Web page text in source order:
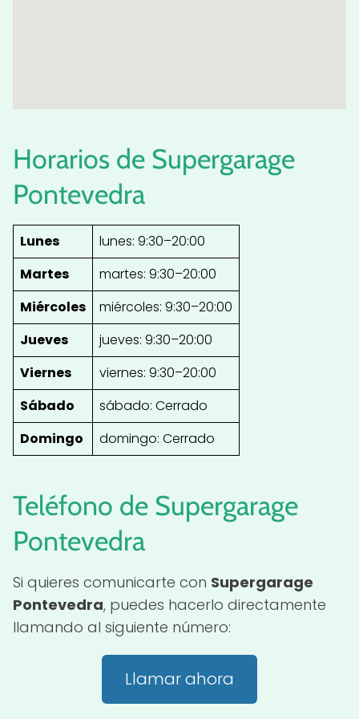
Horarios de Supergarage
Pontevedra
Lunes
lunes: 9:30–20:00
Martes
martes: 9:30–20:00
Miércoles
miércoles: 9:30–20:00
Jueves
jueves: 9:30–20:00
Viernes
viernes: 9:30–20:00
Sábado
sábado: Cerrado
Domingo
domingo: Cerrado
Teléfono de Supergarage
Pontevedra
Si quieres comunicarte con Supergarage
Pontevedra, puedes hacerlo directamente
llamando al siguiente número:
Llamar ahora